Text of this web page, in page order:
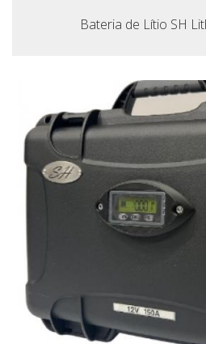
Bateria de Lítio SH